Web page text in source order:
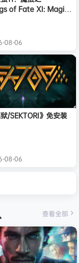
of Fate XI: Magic
08-06
狱/SEKTORI》免安装
08-06
查看全部